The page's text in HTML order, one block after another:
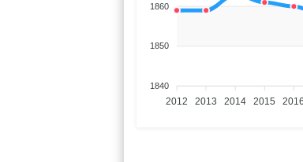
1860
1850
1840
2012 2013 2014 2015 2016